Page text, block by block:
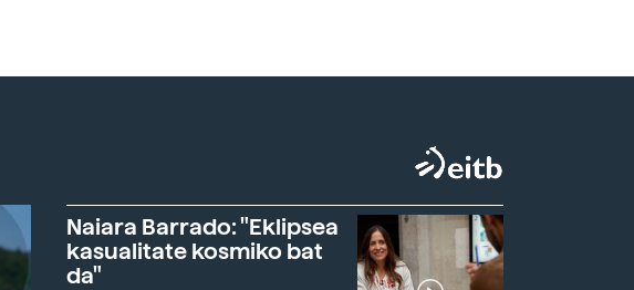
Naiara Barrado: "Eklipsea
kasualitate kosmiko bat
da"